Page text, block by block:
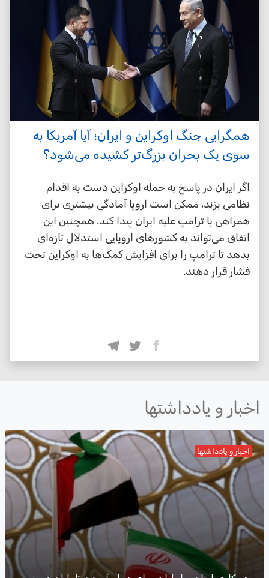
همگرایی جنگ اوکراین و ایران؛ آیا آمریکا به
سوی یک بحران بزرگ‌تر کشیده می‌شود؟
اگر ایران در پاسخ به حمله اوکراین دست به اقدام
نظامی بزند، ممکن است اروپا آمادگی بیشتری برای
همراهی با ترامپ علیه ایران پیدا کند. همچنین این
اتفاق می‌تواند به کشورهای اروپایی استدلال تازه‌ای
بدهد تا ترامپ را برای افزایش کمک‌ها به اوکراین تحت
فشار قرار دهند.
اخبار و یادداشتها
اخبار و یادداشتها